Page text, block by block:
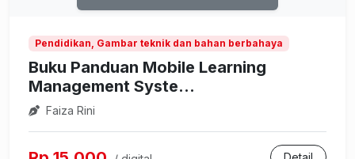
Pendidikan, Gambar teknik dan bahan berbahaya
Buku Panduan Mobile Learning
Management Syste...
Faiza Rini